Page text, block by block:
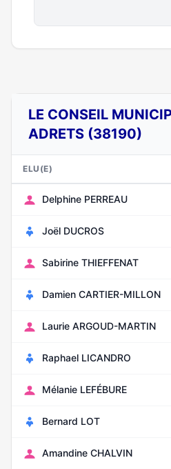
LE CONSEIL
ADRETS (38190)
ELU(E)
Delphine PERREAU
Joël DUCROS
Sabirine THIEFFENAT
Damien CARTIER-MILLON
Laurie ARGOUD-MARTIN
Raphael LICANDRO
Mélanie LEFÉBURE
Bernard LOT
Amandine CHALVIN